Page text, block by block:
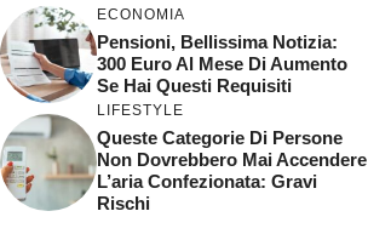
ECONOMIA
Pensioni, Bellissima Notizia:
300 Euro Al Mese Di Aumento
Se Hai Questi Requisiti
LIFESTYLE
Queste Categorie Di Persone
Non Dovrebbero Mai Accendere
L’aria Confezionata: Gravi
Rischi